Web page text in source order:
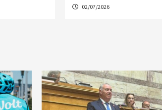
02/07/2026